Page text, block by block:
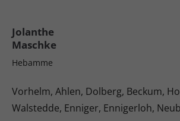
Jolanthe
Maschke
Hebamme
Vorhelm, Ahlen, Dolberg, Beckum,
Walstedde, Enniger, Ennigerloh,